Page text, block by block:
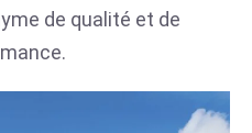
de qualité et de